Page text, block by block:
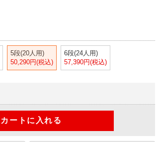
5段(20人用)
50,290円(税込)
6段(24人用)
57,390円(税込)